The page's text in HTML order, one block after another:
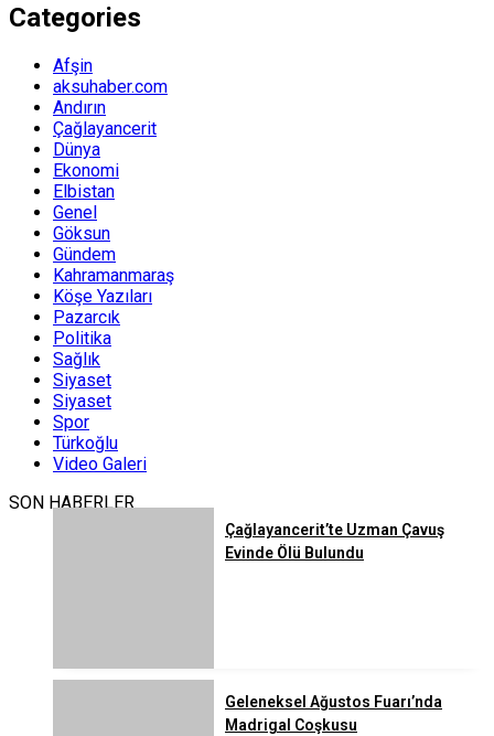
Categories
Afşin
aksuhaber.com
Andırın
Çağlayancerit
Dünya
Ekonomi
Elbistan
Genel
Göksun
Gündem
Kahramanmaraş
Köşe Yazıları
Pazarcık
Politika
Sağlık
Siyaset
Siyaset
Spor
Türkoğlu
Video Galeri
SON HABERLER
Çağlayancerit’te Uzman Çavuş
Evinde Ölü Bulundu
Geleneksel Ağustos Fuarı’nda
Madrigal Coşkusu